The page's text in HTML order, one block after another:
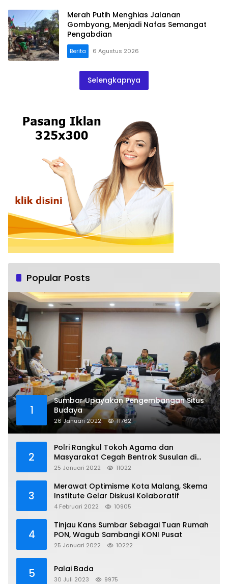
Merah Putih Menghias Jalanan
Gombyong, Menjadi Nafas Semangat
Pengabdian
Berita 6 Agustus 2026
Selengkapnya
Popular Posts
1
Sumbar Upayakan Pengembangan Situs
Budaya
26 Januari 2022 11762
2
Polri Rangkul Tokoh Agama dan
Masyarakat Cegah Bentrok Susulan di
Sorong
25 Januari 2022 11022
3
Merawat Optimisme Kota Malang, Skema
Institute Gelar Diskusi Kolaboratif
4 Februari 2022 10905
4
Tinjau Kans Sumbar Sebagai Tuan Rumah
PON, Wagub Sambangi KONI Pusat
25 Januari 2022 10222
5 Palai Bada
30 Juli 2023 9975